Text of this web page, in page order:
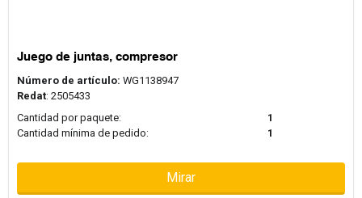
Juego de juntas, compresor
Número de artículo: WG1138947
Redat: 2505433
Cantidad por paquete:
1
Cantidad mínima de pedido:
1
Mirar